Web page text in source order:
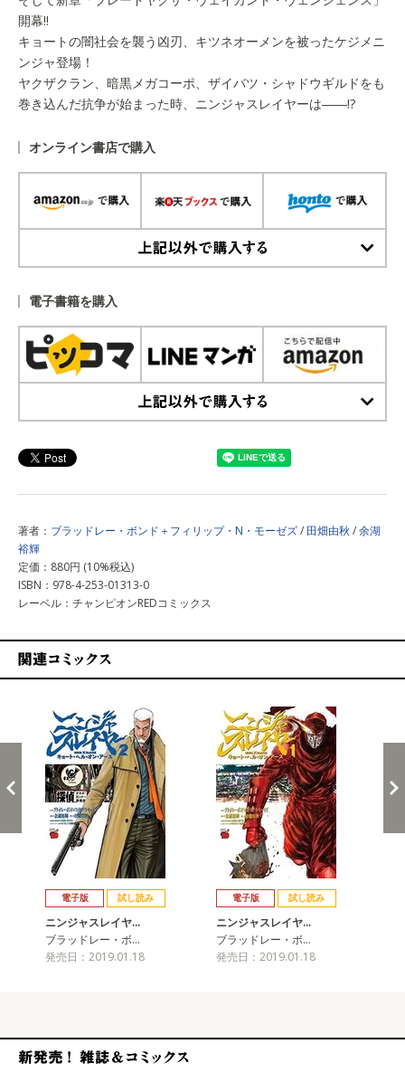
開幕!!
キョートの闇社会を襲う凶刃、キツネオーメンを被ったケジメニ
ンジャ登場！
ヤクザクラン、暗黒メガコーポ、ザイバツ・シャドウギルドをも
巻き込んだ抗争が始まった時、ニンジャスレイヤーは――!?
オンライン書店で購入
電子書籍を購入
著者： ブラッドレー・ボンド＋フィリップ・N・モーゼズ/ 田畑由秋/余湖
裕輝
定価：880円 (10%税込)
ISBN：978-4-253-01313-0
レーベル：チャンピオンREDコミックス
電子版 試し読み
ニンジャスレイヤ…
ブラッドレー・ボ…
発売日：2019.01.18
電子版 試し読み
ニンジャスレイヤ…
ブラッドレー・ボ…
発売日：2019.01.18